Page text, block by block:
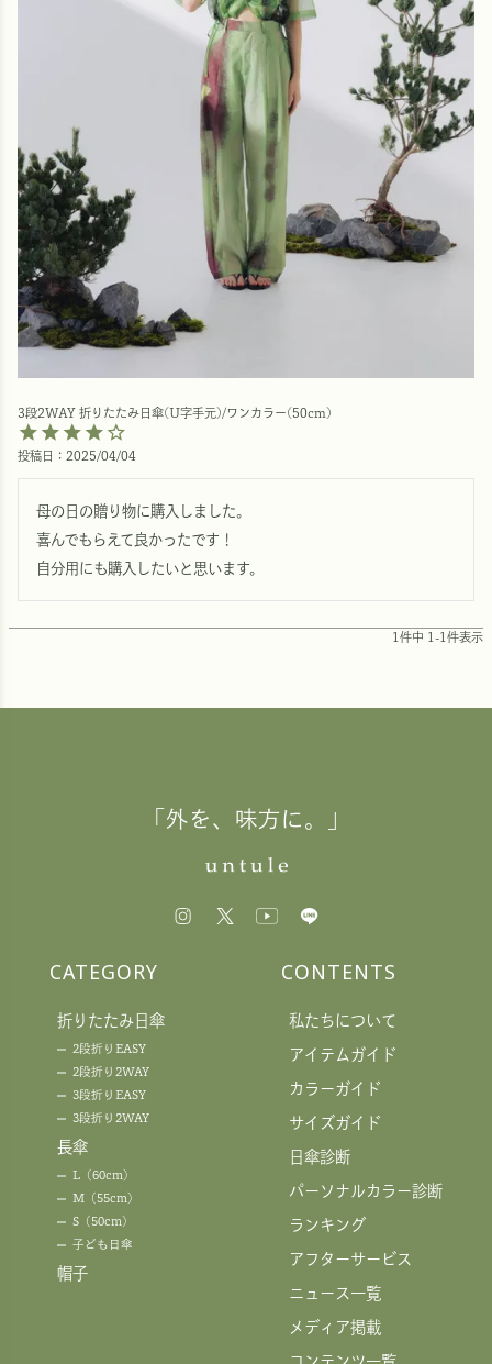
3段2WAY 折りたたみ日傘(U字手元)/ワンカラー(50cm)
投稿日 2025/04/04
母の日の贈り物に購入しました。
喜んでもらえて良かったです！
自分用にも購入したいと思います。
1 件中 1 -1 件表示
「外を、味方に。」
CATEGORY
折りたたみ日傘
2段折りEASY
2段折り2WAY
3段折りEASY
3段折り2WAY
長傘
L（60cm）
M（55cm）
S（50cm）
子ども日傘
帽子
CONTENTS
私たちについて
アイテムガイド
カラーガイド
サイズガイド
日傘診断
パーソナルカラー診断
ランキング
アフターサービス
ニュース一覧
メディア掲載